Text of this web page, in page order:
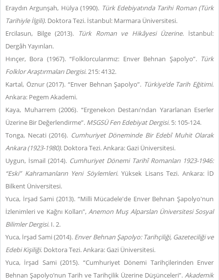
Eraydın Argunşah, Hülya (1990). Türk Edebiyatında Tarihi Roman (Türk
Tarihiyle İlgili). Doktora Tezi. İstanbul: Marmara Üniversitesi.
Ercilasun, Bilge (2013).
Türk Roman ve Hikâyesi Üzerine. İstanbul:
Dergâh Yayınları.
Hınçer, Bora (1967). “Folklorcularımız: Enver Behnan Şapolyo”. Türk
Folklor Araştırmaları Dergisi. 215: 4132.
Kartal, Öznur (2017). “Enver Behnan Şapolyo”. Türkiye’de Tarih Eğitimi.
Ankara: Pegem Akademi.
Kaya, Muharrem (2006). “Ergenekon Destanı'ndan Yararlanan Eserler
Üzerine Bir Değerlendirme”. MSGSÜ Fen Edebiyat Dergisi. 5: 105-124.
Tonga, Necati (2016). Cumhuriyet Döneminde Bir Edebî Muhit Olarak
Ankara (1923-1980). Doktora Tezi. Ankara: Gazi Üniversitesi.
Uygun, İsmail (2014). Cumhuriyet Dönemi Tarihî Romanları 1923-1946:
“Eski” Kahramanların Yeni Söylemleri. Yüksek Lisans Tezi. Ankara: İD
Bilkent Üniversitesi.
Yuca, İrşad Sami (2013). “Milli Mücadele'de Enver Behnan Şapolyo'nun
İzlenimleri ve Kağnı Kolları", Anemon Muş Alparslan Üniversitesi Sosyal
Bilimler Dergisi. I. 2.
Yuca, İrşad Sami (2014). Enver Behnan Şapolyo: Tarihçiliği, Gazeteciliği ve
Edebi Kişiliği. Doktora Tezi. Ankara: Gazi Üniversitesi.
Yuca, İrşad Sami (2015). “Cumhuriyet Dönemi Tarihçilerinden Enver
Behnan Şapolyo’nun Tarih ve Tarihçilik Üzerine Düşünceleri”. Akademik